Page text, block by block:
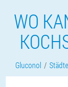
WO
Gluconol Städte